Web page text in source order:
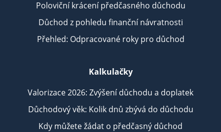
Poloviční krácení předčasného důchodu
Důchod z pohledu finanční návratnosti
Přehled: Odpracované roky pro důchod
Kalkulačky
Valorizace 2026: Zvýšení důchodu a doplatek
Důchodový věk: Kolik dnů zbývá do důchodu
Kdy můžete žádat o předčasný důchod